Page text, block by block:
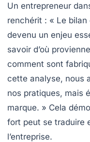
Un entrepreneur
renchérit : « Le
devenu un enjeu
savoir d’où
comment sont
cette analyse, nous
nos pratiques, mais
marque. » Cela
fort peut se traduire
l’entreprise.